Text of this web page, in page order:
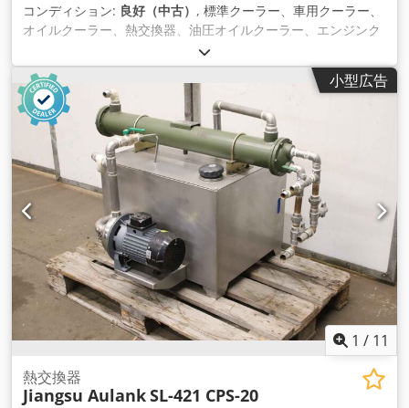
コンディション: 良好（中古） , 標準クーラー、車用クーラー、
オイルクーラー、熱交換器、油圧オイルクーラー、エンジンク
ーラー、ウォータークーラー、標準クーラー
Crsdpjmhmxuofx Aa Esf -メーカー：ニッセン、クーラーアル
ミハウジング -タイプ: 残念ながらタイプ指定はありません -数:
2xクーラーあり -価格: 1個あたり -寸法: 675/110/H285 mm /
700/110/H290 mm -重量: 7.5 kg / 7.7 kg
小型広告
1 / 11
熱交換器
Jiangsu AulankSL-421 CPS-20